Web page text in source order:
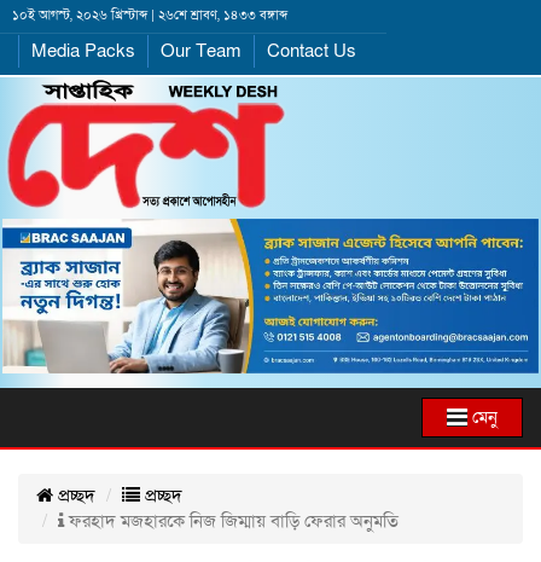
১০ই আগস্ট, ২০২৬ খ্রিস্টাব্দ | ২৬শে শ্রাবণ, ১৪৩৩ বঙ্গাব্দ
Media Packs Our Team Contact Us
মেনু
প্রচ্ছদ
প্রচ্ছদ
ফরহাদ মজহারকে নিজ জিম্মায় বাড়ি ফেরার অনুমতি